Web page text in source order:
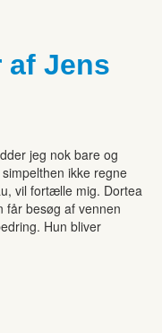
af Jens
jeg nok bare og
ikke regne
vil fortælle mig. Dortea
får besøg af vennen
Hun bliver